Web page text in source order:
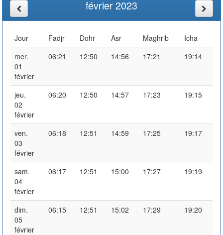
février 2023
Jour Fadjr Dohr Asr Maghrib
Icha
mer.
01
février
06:21 12:50 14:56 17:21 19:14
jeu.
02
février
06:20 12:50 14:57 17:23 19:15
ven.
03
février
06:18 12:51 14:59 17:25 19:17
sam.
04
février
06:17 12:51 15:00 17:27 19:19
dim.
05
février
06:15 12:51 15:02 17:29 19:20